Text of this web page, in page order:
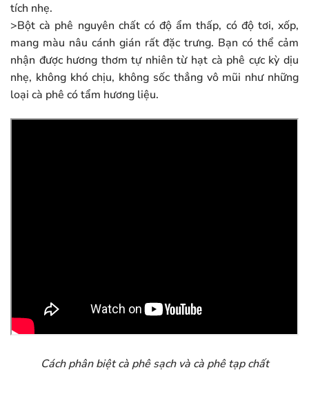
tích nhẹ.
>Bột cà phê nguyên chất có độ ẩm thấp, có độ tơi, xốp,
mang màu nâu cánh gián rất đặc trưng. Bạn có thể cảm
nhận được hương thơm tự nhiên từ hạt cà phê cực kỳ dịu
nhẹ, không khó chịu, không sốc thẳng vô mũi như những
loại cà phê có tẩm hương liệu.
Cách phân biệt cà phê sạch và cà phê tạp chất